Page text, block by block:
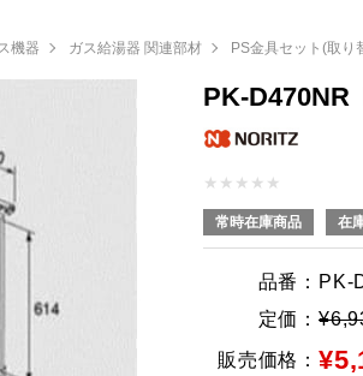
機器 ガス給湯器 関連部材 PS金具セット(取り
PK-D470NR
★ ★ ★ ★ ★
常時在庫商品 在
品番： PK-
定価：
販売価格：